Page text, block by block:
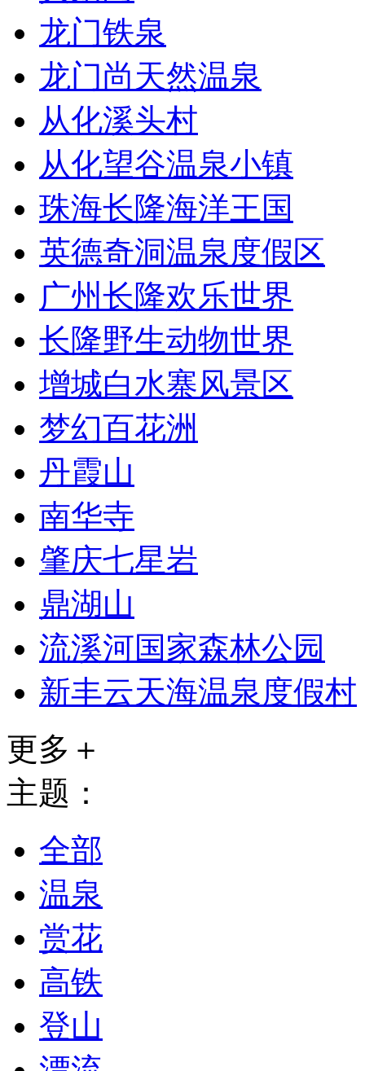
龙门铁泉
龙门尚天然温泉
从化溪头村
从化望谷温泉小镇
珠海长隆海洋王国
英德奇洞温泉度假区
广州长隆欢乐世界
长隆野生动物世界
增城白水寨风景区
梦幻百花洲
丹霞山
南华寺
肇庆七星岩
鼎湖山
流溪河国家森林公园
新丰云天海温泉度假村
更多＋
主题：
全部
温泉
赏花
高铁
登山